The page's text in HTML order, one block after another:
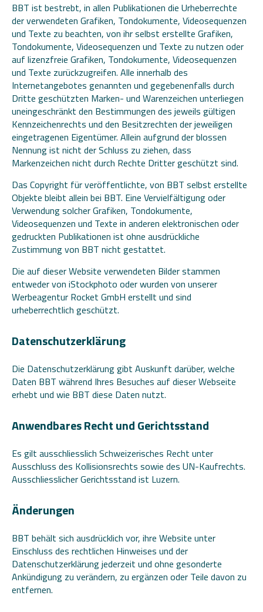
BBT ist bestrebt, in allen Publikationen die Urheberrechte
der verwendeten Grafiken, Tondokumente, Videosequenzen
und Texte zu beachten, von ihr selbst erstellte Grafiken,
Tondokumente, Videosequenzen und Texte zu nutzen oder
auf lizenzfreie Grafiken, Tondokumente, Videosequenzen
und Texte zurückzugreifen. Alle innerhalb des
Internetangebotes genannten und gegebenenfalls durch
Dritte geschützten Marken- und Warenzeichen unterliegen
uneingeschränkt den Bestimmungen des jeweils gültigen
Kennzeichenrechts und den Besitzrechten der jeweiligen
eingetragenen Eigentümer. Allein aufgrund der blossen
Nennung ist nicht der Schluss zu ziehen, dass
Markenzeichen nicht durch Rechte Dritter geschützt sind.
Das Copyright für veröffentlichte, von BBT selbst erstellte
Objekte bleibt allein bei BBT. Eine Vervielfältigung oder
Verwendung solcher Grafiken, Tondokumente,
Videosequenzen und Texte in anderen elektronischen oder
gedruckten Publikationen ist ohne ausdrückliche
Zustimmung von BBT nicht gestattet.
Die auf dieser Website verwendeten Bilder stammen
entweder von iStockphoto oder wurden von unserer
Werbeagentur Rocket GmbH erstellt und sind
urheberrechtlich geschützt.
Datenschutzerklärung
Die Datenschutzerklärung gibt Auskunft darüber, welche
Daten BBT während Ihres Besuches auf dieser Webseite
erhebt und wie BBT diese Daten nutzt.
Anwendbares Recht und Gerichtsstand
Es gilt ausschliesslich Schweizerisches Recht unter
Ausschluss des Kollisionsrechts sowie des UN-Kaufrechts.
Ausschliesslicher Gerichtsstand ist Luzern.
Änderungen
BBT behält sich ausdrücklich vor, ihre Website unter
Einschluss des rechtlichen Hinweises und der
Datenschutzerklärung jederzeit und ohne gesonderte
Ankündigung zu verändern, zu ergänzen oder Teile davon zu
entfernen.